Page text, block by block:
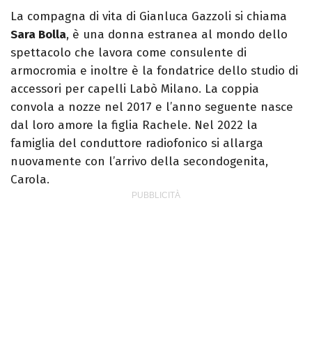
La compagna di vita di Gianluca Gazzoli si chiama
Sara Bolla, è una donna estranea al mondo dello
spettacolo che lavora come consulente di
armocromia e inoltre è la fondatrice dello studio di
accessori per capelli Labò Milano. La coppia
convola a nozze nel 2017 e l’anno seguente nasce
dal loro amore la figlia Rachele. Nel 2022 la
famiglia del conduttore radiofonico si allarga
nuovamente con l’arrivo della secondogenita,
Carola.